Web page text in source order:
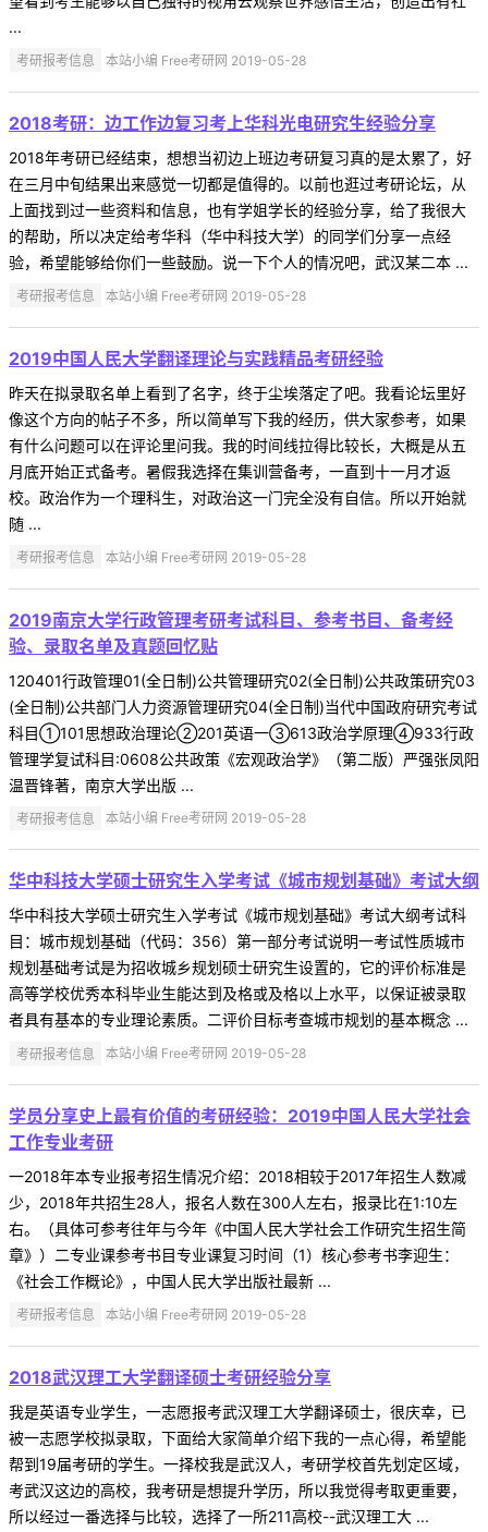
...
考研报考信息 本站小编 Free考研网 2019-05-28
2018考研：边工作边复习考上华科光电研究生经验分享
2018年考研已经结束，想想当初边上班边考研复习真的是太累了，好
在三月中旬结果出来感觉一切都是值得的。以前也逛过考研论坛，从
上面找到过一些资料和信息，也有学姐学长的经验分享，给了我很大
的帮助，所以决定给考华科（华中科技大学）的同学们分享一点经
验，希望能够给你们一些鼓励。说一下个人的情况吧，武汉某二本 ...
考研报考信息 本站小编 Free考研网 2019-05-28
2019中国人民大学翻译理论与实践精品考研经验
昨天在拟录取名单上看到了名字，终于尘埃落定了吧。我看论坛里好
像这个方向的帖子不多，所以简单写下我的经历，供大家参考，如果
有什么问题可以在评论里问我。我的时间线拉得比较长，大概是从五
月底开始正式备考。暑假我选择在集训营备考，一直到十一月才返
校。政治作为一个理科生，对政治这一门完全没有自信。所以开始就
随 ...
考研报考信息 本站小编 Free考研网 2019-05-28
2019南京大学行政管理考研考试科目、参考书目、备考经
验、录取名单及真题回忆贴
120401行政管理01(全日制)公共管理研究02(全日制)公共政策研究03
(全日制)公共部门人力资源管理研究04(全日制)当代中国政府研究考试
科目①101思想政治理论②201英语一③613政治学原理④933行政
管理学复试科目:0608公共政策《宏观政治学》（第二版）严强张凤阳
温晋锋著，南京大学出版 ...
考研报考信息 本站小编 Free考研网 2019-05-28
华中科技大学硕士研究生入学考试《城市规划基础》考试大纲
华中科技大学硕士研究生入学考试《城市规划基础》考试大纲考试科
目：城市规划基础（代码：356）第一部分考试说明一考试性质城市
规划基础考试是为招收城乡规划硕士研究生设置的，它的评价标准是
高等学校优秀本科毕业生能达到及格或及格以上水平，以保证被录取
者具有基本的专业理论素质。二评价目标考查城市规划的基本概念 ...
考研报考信息 本站小编 Free考研网 2019-05-28
学员分享史上最有价值的考研经验：2019中国人民大学社会
工作专业考研
一2018年本专业报考招生情况介绍：2018相较于2017年招生人数减
少，2018年共招生28人，报名人数在300人左右，报录比在1:10左
右。（具体可参考往年与今年《中国人民大学社会工作研究生招生简
章》）二专业课参考书目专业课复习时间（1）核心参考书李迎生：
《社会工作概论》，中国人民大学出版社最新 ...
考研报考信息 本站小编 Free考研网 2019-05-28
2018武汉理工大学翻译硕士考研经验分享
我是英语专业学生，一志愿报考武汉理工大学翻译硕士，很庆幸，已
被一志愿学校拟录取，下面给大家简单介绍下我的一点心得，希望能
帮到19届考研的学生。一择校我是武汉人，考研学校首先划定区域，
考武汉这边的高校，我考研是想提升学历，所以我觉得考取更重要，
所以经过一番选择与比较，选择了一所211高校--武汉理工大 ...